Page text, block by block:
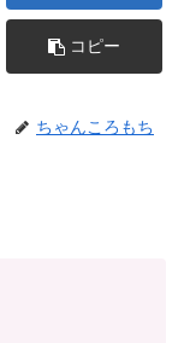
コピー
ちゃんころもち